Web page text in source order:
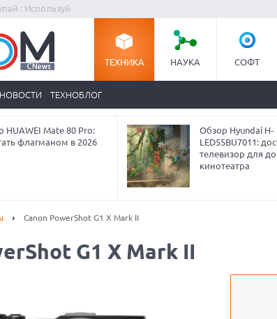
: Используй
ТЕХНИКА НАУКА СОФТ
НОВОСТИ ТЕХНОБЛОГ
HUAWEI Mate 80 Pro:
флагманом в 2026
Обзор Hyundai H-
LED55BU7011:
телевизор для
кинотеатра
Canon PowerShot G1 X Mark II
G1 X Mark II